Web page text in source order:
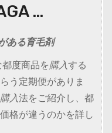
…
ある育毛剤
度商品を購入する
う定期便がありま
購入法をご紹介し、都
格が違うのかを詳し